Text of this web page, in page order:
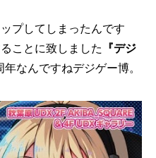
プしてしまったんです
ことに致しました
『デジ
なんですねデジゲー博。